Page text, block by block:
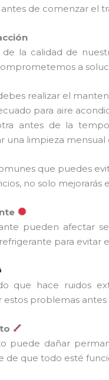
de comenzar el
de la calidad de
a
realizar el
para aire
antes de la
una limpieza
que puedes
no solo
pueden afectar
para evitar
que hace ruidos
estos problemas
puede dañar
de que todo esté